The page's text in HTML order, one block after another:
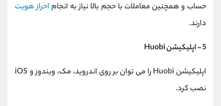
حساب و همچنین معاملات با حجم بالا نیاز به انجام احراز هویت
دارند.
5 - اپلیکیشن Huobi
اپلیکیشن Huobi را می توان بر روی اندروید، مک، ویندوز و iOS
نصب کرد.